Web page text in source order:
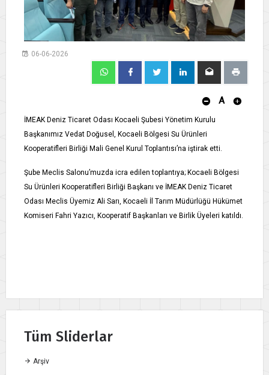
06-06-2026
A
İMEAK Deniz Ticaret Odası Kocaeli Şubesi Yönetim Kurulu
Başkanımız Vedat Doğusel, Kocaeli Bölgesi Su Ürünleri
Kooperatifleri Birliği Mali Genel Kurul Toplantısı’na iştirak etti.
Şube Meclis Salonu’muzda icra edilen toplantıya; Kocaeli Bölgesi
Su Ürünleri Kooperatifleri Birliği Başkanı ve İMEAK Deniz Ticaret
Odası Meclis Üyemiz Ali Sarı, Kocaeli İl Tarım Müdürlüğü Hükümet
Komiseri Fahri Yazıcı, Kooperatif Başkanları ve Birlik Üyeleri katıldı.
Tüm Sliderlar
Arşiv